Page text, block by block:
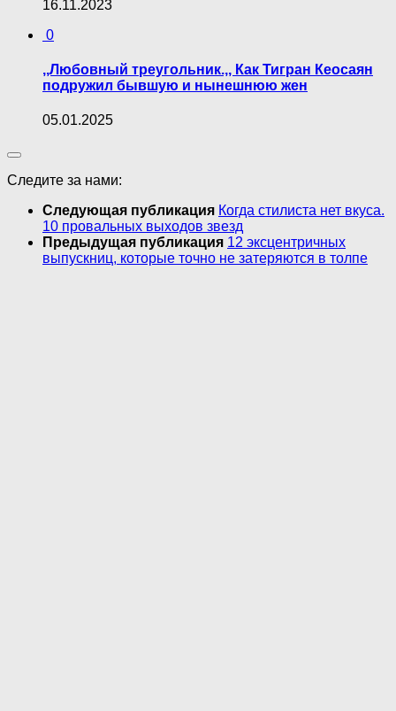
16.11.2023
0
,,Любовный треугольник.,, Как Тигран Кеосаян
подружил бывшую и нынешнюю жен
05.01.2025
Следите за нами:
Следующая публикация Когда стилиста нет вкуса.
10 провальных выходов звезд
Предыдущая публикация 12 эксцентричных
выпускниц, которые точно не затеряются в толпе